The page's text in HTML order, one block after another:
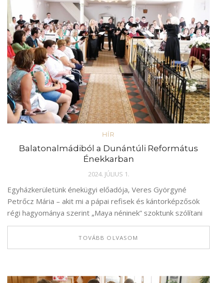
HÍR
Balatonalmádiból a Dunántúli Református
Énekkarban
2024. JÚLIUS 1.
Egyházkerületünk énekügyi előadója, Veres Györgyné
Petrőcz Mária – akit mi a pápai refisek és kántorképzősök
régi hagyománya szerint „Maya néninek” szoktunk szólítani
TOVÁBB OLVASOM